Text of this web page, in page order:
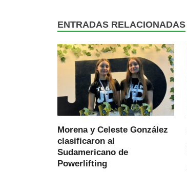
ENTRADAS RELACIONADAS
Morena y Celeste González
clasificaron al
Sudamericano de
Powerlifting